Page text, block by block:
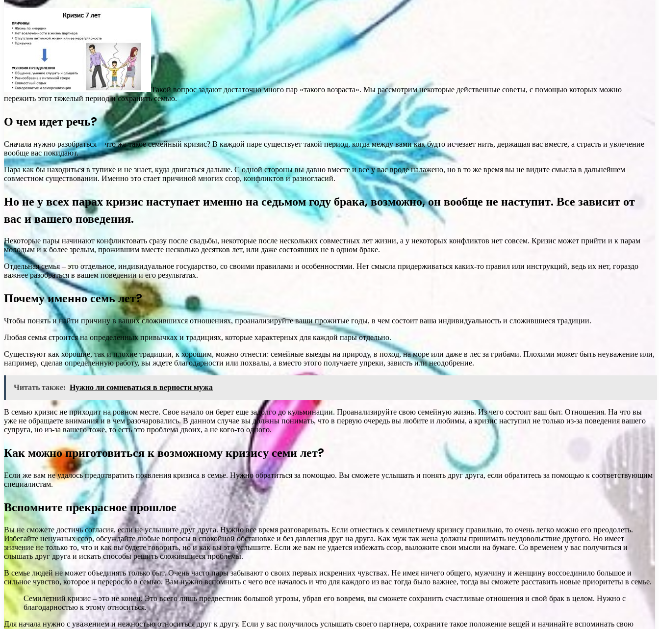
Такой вопрос задают достаточно много пар «такого возраста». Мы рассмотрим некоторые действенные советы, с помощью которых можно
пережить этот тяжелый период и сохранить семью.
О чем идет речь?
Сначала нужно разобраться – что же такое семейный кризис? В каждой паре существует такой период, когда между вами как будто исчезает нить, держащая вас вместе, а страсть и увлечение
вообще вас покидают.
Пара как бы находиться в тупике и не знает, куда двигаться дальше. С одной стороны вы давно вместе и все у вас вроде налажено, но в то же время вы не видите смысла в дальнейшем
совместном существовании. Именно это стает причиной многих ссор, конфликтов и разногласий.
Но не у всех парах кризис наступает именно на седьмом году брака, возможно, он вообще не наступит. Все зависит от
вас и вашего поведения.
Некоторые пары начинают конфликтовать сразу после свадьбы, некоторые после нескольких совместных лет жизни, а у некоторых конфликтов нет совсем. Кризис может прийти и к парам
молодым и к более зрелым, прожившим вместе несколько десятков лет, или даже состоявших не в одном браке.
Отдельная семья – это отдельное, индивидуальное государство, со своими правилами и особенностями. Нет смысла придерживаться каких-то правил или инструкций, ведь их нет, гораздо
важнее разобраться в вашем поведении и его результатах.
Почему именно семь лет?
Чтобы понять и найти причину в ваших сложившихся отношениях, проанализируйте ваши прожитые годы, в чем состоит ваша индивидуальность и сложившиеся традиции.
Любая семья строится на определенных привычках и традициях, которые характерных для каждой пары отдельно.
Существуют как хорошие, так и плохие традиции, к хорошим, можно отнести: семейные выезды на природу, в поход, на море или даже в лес за грибами. Плохими может быть неуважение или,
например, сделав определенную работу, вы ждете благодарности или похвалы, а вместо этого получаете упреки, зависть или неодобрение.
Читать также: Нужно ли сомневаться в верности мужа
В семью кризис не приходит на ровном месте. Свое начало он берет еще задолго до кульминации. Проанализируйте свою семейную жизнь. Из чего состоит ваш быт. Отношения. На что вы
уже не обращаете внимания и в чем разочаровались. В данном случае вы должны понимать, что в первую очередь вы любите и любимы, а кризис наступил не только из-за поведения вашего
супруга, но из-за вашего тоже, то есть это проблема двоих, а не кого-то одного.
Как можно приготовиться к возможному кризису семи лет?
Если же вам не удалось предотвратить появления кризиса в семье. Нужно обратиться за помощью. Вы сможете услышать и понять друг друга, если обратитесь за помощью к соответствующим
специалистам.
Вспомните прекрасное прошлое
Вы не сможете достичь согласия, если не услышите друг друга. Нужно все время разговаривать. Если отнестись к семилетнему кризису правильно, то очень легко можно его преодолеть.
Избегайте ненужных ссор, обсуждайте любые вопросы в спокойной обстановке и без давления друг на друга. Как муж так жена должны принимать неудовольствие другого. Но имеет
значение не только то, что и как вы будете говорить, но и как вы это услышите. Если же вам не удается избежать ссор, выложите свои мысли на бумаге. Со временем у вас получиться и
слышать друг друга и искать способы решить сложившиеся проблемы.
В семье людей не может объединять только быт. Очень часто пары забывают о своих первых искренних чувствах. Не имея ничего общего, мужчину и женщину воссоединило большое и
сильное чувство, которое и переросло в семью. Вам нужно вспомнить с чего все началось и что для каждого из вас тогда было важнее, тогда вы сможете расставить новые приоритеты в семье.
Семилетний кризис – это не конец. Это всего лишь предвестник большой угрозы, убрав его вовремя, вы сможете сохранить счастливые отношения и свой брак в целом. Нужно с
благодарностью к этому относиться.
Для начала нужно с уважением и нежностью относиться друг к другу. Если у вас получилось услышать своего партнера, сохраните такое положение вещей и начинайте вспоминать свою